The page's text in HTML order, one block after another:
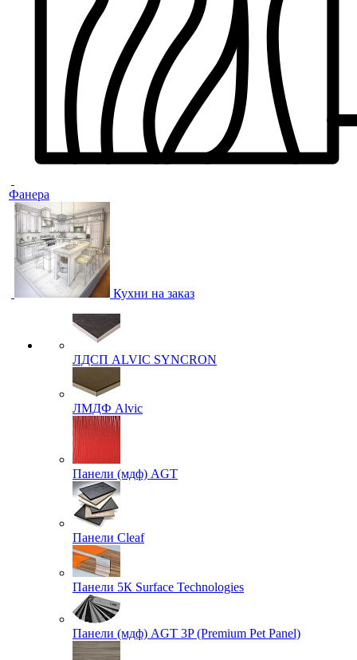
Фанера
Кухни на заказ
ЛДСП ALVIC SYNCRON
ЛМДФ Alvic
Панели (мдф) AGT
Панели Cleaf
Панели 5К Surface Technologies
Панели (мдф) AGT 3P (Premium Pet Panel)